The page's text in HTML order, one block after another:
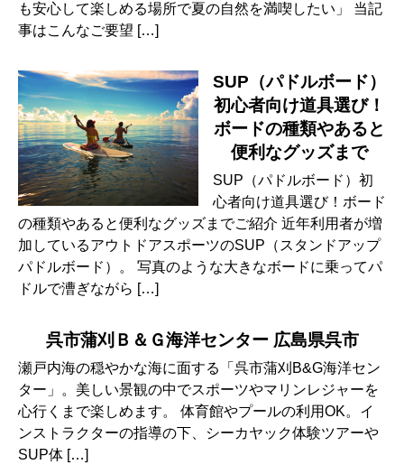
も安心して楽しめる場所で夏の自然を満喫したい」 当記
事はこんなご要望 […]
SUP（パドルボード）
初心者向け道具選び！
ボードの種類やあると
便利なグッズまで
SUP（パドルボード）初
心者向け道具選び！ボード
の種類やあると便利なグッズまでご紹介 近年利用者が増
加しているアウトドアスポーツのSUP（スタンドアップ
パドルボード）。 写真のような大きなボードに乗ってパ
ドルで漕ぎながら […]
呉市蒲刈Ｂ＆Ｇ海洋センター 広島県呉市
瀬戸内海の穏やかな海に面する「呉市蒲刈B&G海洋セン
ター」。美しい景観の中でスポーツやマリンレジャーを
心行くまで楽しめます。 体育館やプールの利用OK。イ
ンストラクターの指導の下、シーカヤック体験ツアーや
SUP体 […]